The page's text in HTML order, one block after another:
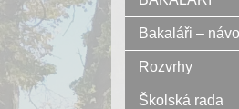
Bakaláři –
Rozvrhy
Školská rada